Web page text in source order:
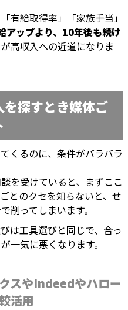
有給取得率」「家族手当」
アップより、10年後も続け
高収入への近道になりま
探すとき媒体ご
くるのに、条件がバラバラ
を受けていると、まずここ
とのクセを知らないと、せ
削ってしまいます。
は工具選びと同じで、合っ
一気に悪くなります。
スやIndeedやハロー
活用